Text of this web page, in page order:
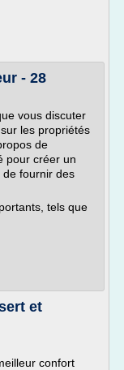
- 28
vous discuter
les propriétés
de
pour créer un
de fournir des
tels que
et
confort